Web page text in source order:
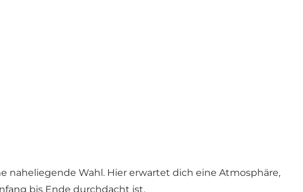
naheliegende Wahl. Hier erwartet dich eine Atmosphäre,
bis Ende durchdacht ist.